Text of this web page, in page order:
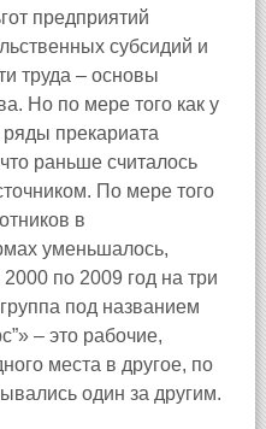
предприятий
субсидий и
труда – основы
Но по мере того как у
прекариата
раньше считалось
По мере того
в
уменьшалось,
по 2009 год на три
под названием
– это рабочие,
места в другое, по
один за другим.